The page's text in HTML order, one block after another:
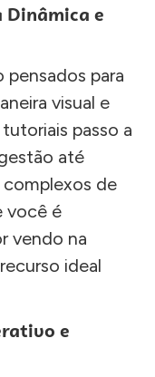
Dinâmica e
pensados para
visual e
passo a
até
de
você é
vendo na
ideal
e